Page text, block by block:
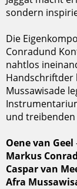
sondern
Die
Conradund
nahtlos
Handschriftder
Mussawisade
und treibenden
Oene van Geel
Markus Conrad
Caspar van
Afra